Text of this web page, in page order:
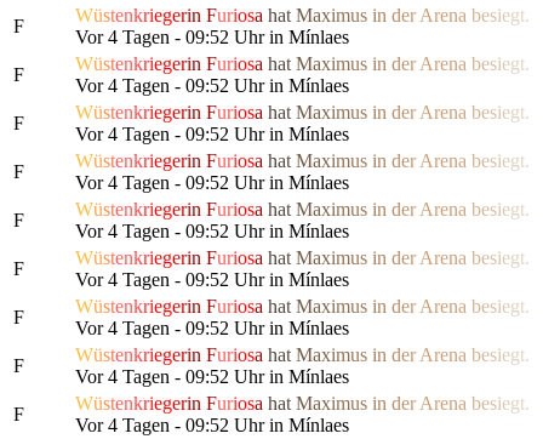
F
Wüstenkriegerin Furiosa hat Maximus in derArena besiegt.
Vor 4 Tagen - 09:52 Uhr in Mínlaes
F
Wüstenkriegerin Furiosa hat Maximus in derArena besiegt.
Vor 4 Tagen - 09:52 Uhr in Mínlaes
F
Wüstenkriegerin Furiosa hat Maximus in derArena besiegt.
Vor 4 Tagen - 09:52 Uhr in Mínlaes
F
Wüstenkriegerin Furiosa hat Maximus in derArena besiegt.
Vor 4 Tagen - 09:52 Uhr in Mínlaes
F
Wüstenkriegerin Furiosa hat Maximus in derArena besiegt.
Vor 4 Tagen - 09:52 Uhr in Mínlaes
F
Wüstenkriegerin Furiosa hat Maximus in derArena besiegt.
Vor 4 Tagen - 09:52 Uhr in Mínlaes
F
Wüstenkriegerin Furiosa hat Maximus in derArena besiegt.
Vor 4 Tagen - 09:52 Uhr in Mínlaes
F
Wüstenkriegerin Furiosa hat Maximus in derArena besiegt.
Vor 4 Tagen - 09:52 Uhr in Mínlaes
F
Wüstenkriegerin Furiosa hat Maximus in derArena besiegt.
Vor 4 Tagen - 09:52 Uhr in Mínlaes